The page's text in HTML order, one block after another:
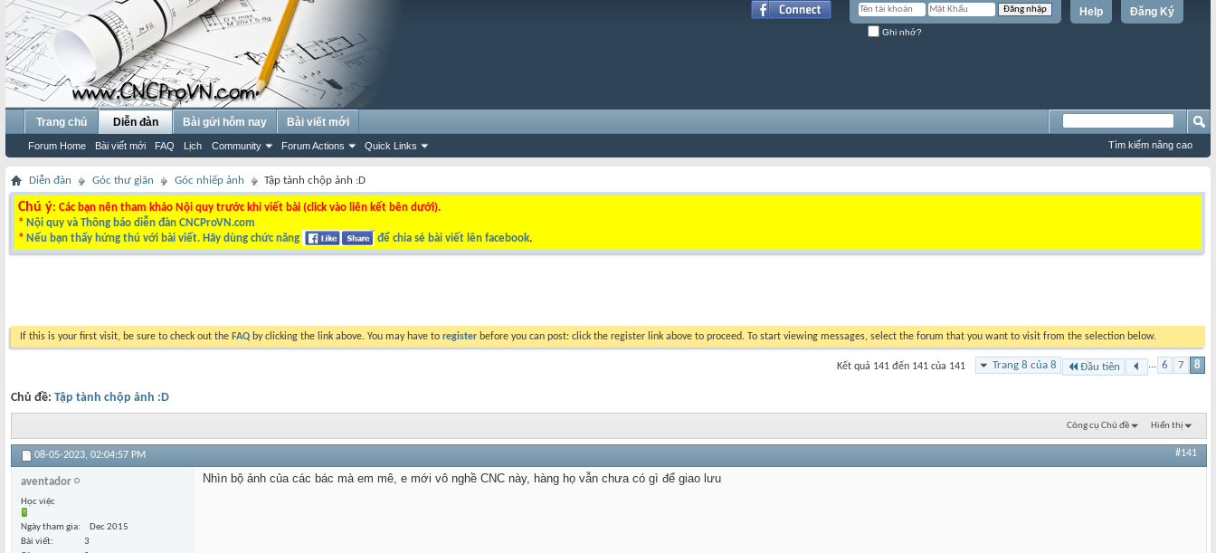
Đăng Ký
Help
Ghi nhớ?
Trang chủ Diễn đàn
Forum Home Bài viết mới FAQ Lịch Community Forum Actions Quick Links
Bài gửi hôm nay Bài viết mới
Tìm kiếm nâng cao
Diễn đàn Góc thư giãn Góc nhiếp ảnh Tập tành chộp ảnh :D
Chú ý: Các bạn nên tham khảo Nội quy trước khi viết bài (click vào liên kết bên dưới).
* Nội quy và Thông báo diễn đàn CNCProVN.com
* Nếu bạn thấy hứng thú với bài viết. Hãy dùng chức năng để chia sẻ bài viết lên facebook.
If this is your first visit, be sure to check out the FAQ by clicking the link above. You may have to register before you can post: click the register link above to proceed. To start viewing messages, select the forum that you want to visit from the selection below.
Trang 8 của 8 Đầu tiên ... 6 7 8
Kết quả 141 đến 141 của 141
Chủ đề: Tập tành chộp ảnh :D
Công cụ Chủ đề Hiển thị
08-05-2023, 02:04:57 PM #141
aventador
Học việc
Ngày tham gia
Dec 2015
Bài viết
3
Nhìn bộ ảnh của các bác mà em mê, e mới vô nghề CNC này, hàng họ vẫn chưa có gì để giao lưu